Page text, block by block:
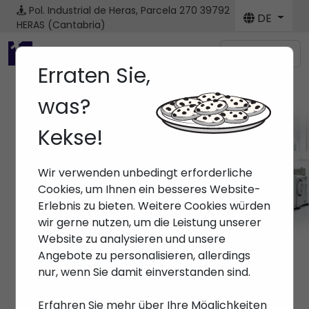
Pol. Industrial de Heras, Parcela 270 39792
HERAS (Cantabria)
DE
Menú
Anfang> Marken >
Erraten Sie,
was?
Kekse!
Wir verwenden unbedingt erforderliche
Cookies, um Ihnen ein besseres Website-
Erlebnis zu bieten. Weitere Cookies würden
wir gerne nutzen, um die Leistung unserer
Website zu analysieren und unsere
Angebote zu personalisieren, allerdings
nur, wenn Sie damit einverstanden sind.
Erfahren Sie mehr über Ihre Möglichkeiten